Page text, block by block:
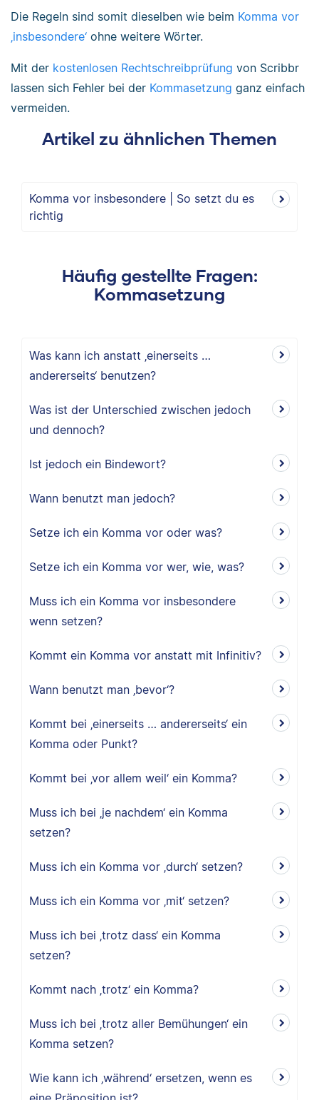
Die Regeln sind somit dieselben wie beim Komma vor
‚insbesondere‘ ohne weitere Wörter.
Mit der kostenlosen Rechtschreibprüfung von Scribbr
lassen sich Fehler bei der Kommasetzung ganz einfach
vermeiden.
Artikel zu ähnlichen Themen
Komma vor insbesondere | So setzt du es
richtig
Häufig gestellte Fragen:
Kommasetzung
Was kann ich anstatt ‚einerseits …
andererseits‘ benutzen?
Was ist der Unterschied zwischen jedoch
und dennoch?
Ist jedoch ein Bindewort?
Wann benutzt man jedoch?
Setze ich ein Komma vor oder was?
Setze ich ein Komma vor wer, wie, was?
Muss ich ein Komma vor insbesondere
wenn setzen?
Kommt ein Komma vor anstatt mit Infinitiv?
Wann benutzt man ‚bevor‘?
Kommt bei ‚einerseits … andererseits‘ ein
Komma oder Punkt?
Kommt bei ‚vor allem weil‘ ein Komma?
Muss ich bei ‚je nachdem‘ ein Komma
setzen?
Muss ich ein Komma vor ‚durch‘ setzen?
Muss ich ein Komma vor ‚mit‘ setzen?
Muss ich bei ‚trotz dass‘ ein Komma
setzen?
Kommt nach ‚trotz‘ ein Komma?
Muss ich bei ‚trotz aller Bemühungen‘ ein
Komma setzen?
Wie kann ich ‚während‘ ersetzen, wenn es